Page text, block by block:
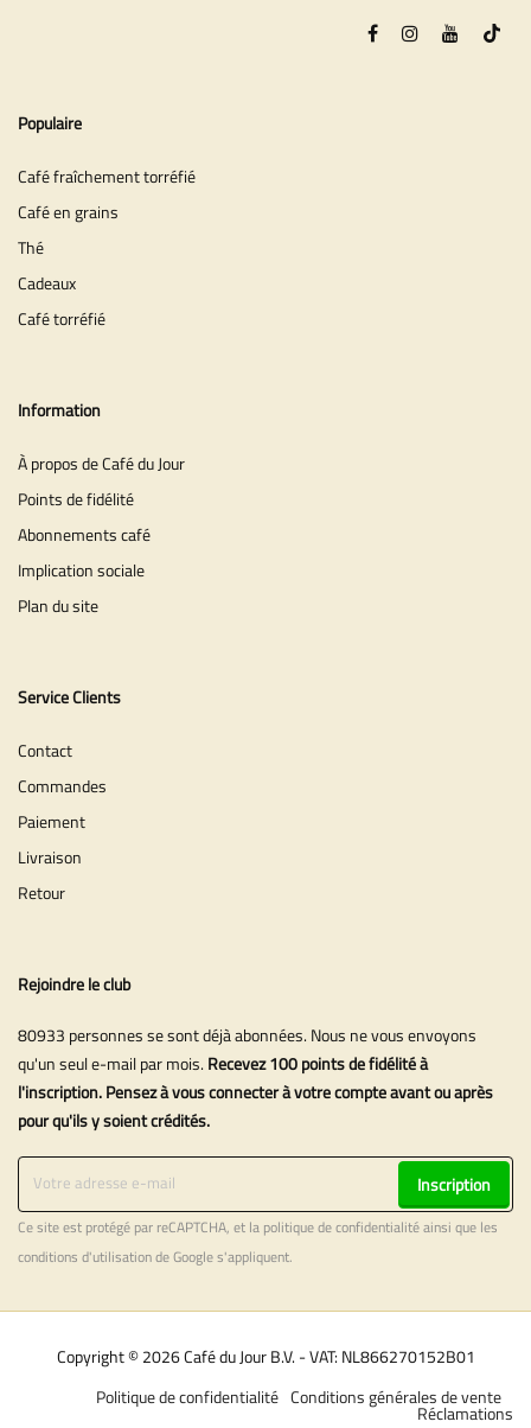
Populaire
Café fraîchement torréfié
Café en grains
Thé
Cadeaux
Café torréfié
Information
À propos de Café du Jour
Points de fidélité
Abonnements café
Implication sociale
Plan du site
Service Clients
Contact
Commandes
Paiement
Livraison
Retour
Rejoindre le club
80933 personnes se sont déjà abonnées. Nous ne vous envoyons
qu'un seul e-mail par mois. Recevez 100 points de fidélité à
l'inscription. Pensez à vous connecter à votre compte avant ou après
pour qu'ils y soient crédités.
Inscription
Ce site est protégé par reCAPTCHA, et la politique de confidentialitéainsi que les
conditions d'utilisationde Google s'appliquent.
Copyright © 2026 Café du Jour B.V. - VAT: NL866270152B01
Conditions générales de vente
Politique de confidentialité
Réclamations